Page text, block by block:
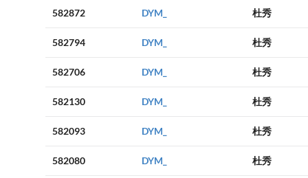
582872 DYM_ 杜秀
582794 DYM_ 杜秀
582706 DYM_ 杜秀
582130 DYM_ 杜秀
582093 DYM_ 杜秀
582080 DYM_ 杜秀